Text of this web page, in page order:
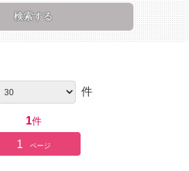
件
1件
1 ページ